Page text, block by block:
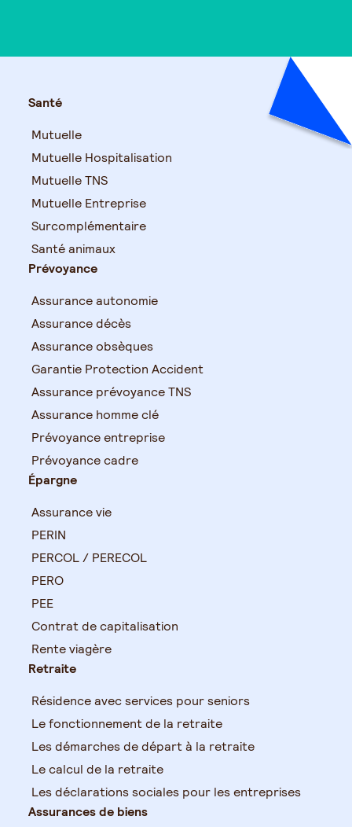
Santé
Mutuelle
Mutuelle Hospitalisation
Mutuelle TNS
Mutuelle Entreprise
Surcomplémentaire
Santé animaux
Prévoyance
Assurance autonomie
Assurance décès
Assurance obsèques
Garantie Protection Accident
Assurance prévoyance TNS
Assurance homme clé
Prévoyance entreprise
Prévoyance cadre
Épargne
Assurance vie
PERIN
PERCOL / PERECOL
PERO
PEE
Contrat de capitalisation
Rente viagère
Retraite
Résidence avec services pour seniors
Le fonctionnement de la retraite
Les démarches de départ à la retraite
Le calcul de la retraite
Les déclarations sociales pour les entreprises
Assurances de biens